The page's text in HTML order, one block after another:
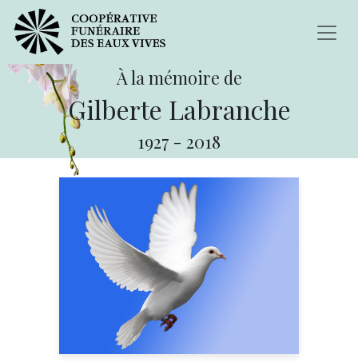
À la mémoire de
Gilberte Labranche
1927 - 2018